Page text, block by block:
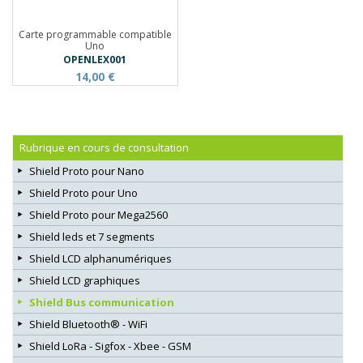
Carte programmable compatible
Uno
OPENLEX001
14,00 €
Rubrique en cours de consultation
Shield Proto pour Nano
Shield Proto pour Uno
Shield Proto pour Mega2560
Shield leds et 7 segments
Shield LCD alphanumériques
Shield LCD graphiques
Shield Bus communication
Shield Bluetooth® - WiFi
Shield LoRa - Sigfox - Xbee - GSM